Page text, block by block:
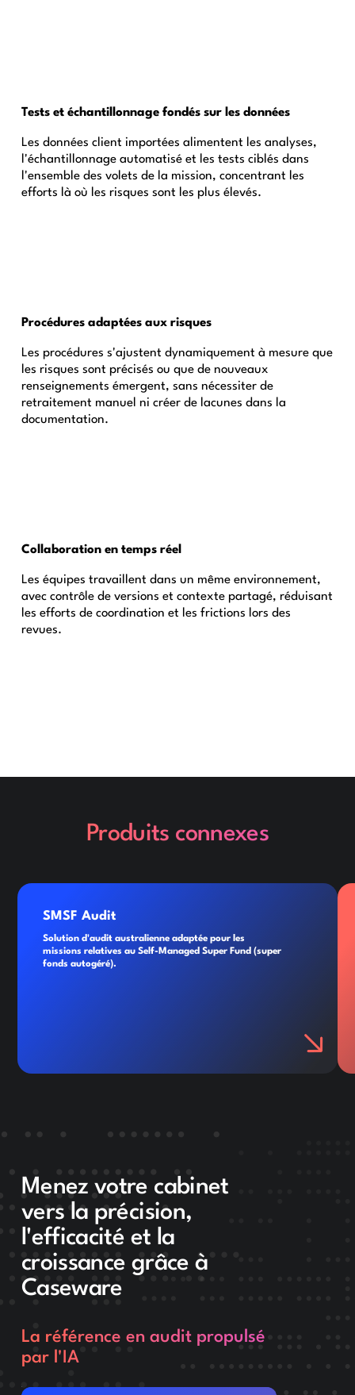
Tests et échantillonnage fondés sur les données
Les données client importées alimentent les analyses,
l'échantillonnage automatisé et les tests ciblés dans
l'ensemble des volets de la mission, concentrant les
efforts là où les risques sont les plus élevés.
Procédures adaptées aux risques
Les procédures s'ajustent dynamiquement à mesure que
les risques sont précisés ou que de nouveaux
renseignements émergent, sans nécessiter de
retraitement manuel ni créer de lacunes dans la
documentation.
Collaboration en temps réel
Les équipes travaillent dans un même environnement,
avec contrôle de versions et contexte partagé, réduisant
les efforts de coordination et les frictions lors des
revues.
Produits connexes
SMSF Audit
Solution d'audit australienne adaptée pour les
missions relatives au Self-Managed Super Fund (super
fonds autogéré).
Menez votre cabinet
vers la précision,
l'efficacité et la
croissance grâce à
Caseware
La référence en audit propulsé
par l'IA
Nous contacter